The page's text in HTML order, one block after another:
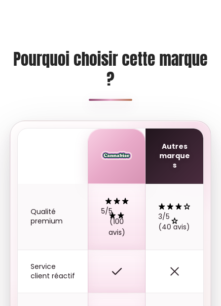
Pourquoi choisir cette marque
?
Autres
marque
s
Qualité
premium
5/5
(100
avis)
3/5
(40 avis)
Service
client réactif